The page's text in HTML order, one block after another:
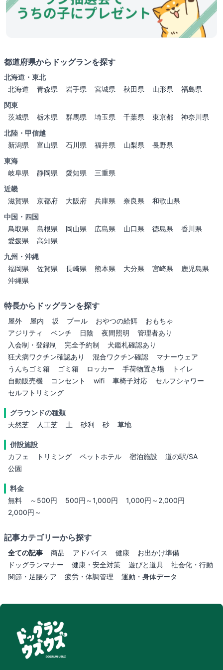
都道府県からドッグランを探す
北海道・東北
北海道
青森県 岩手県 宮城県 秋田県 山形県
福島県
関東
茨城県
栃木県 群馬県 埼玉県 千葉県 東京都
神奈川県
北陸・甲信越
新潟県
富山県 石川県 福井県 山梨県
長野県
東海
岐阜県
静岡県 愛知県
三重県
近畿
滋賀県
京都府 大阪府 兵庫県 奈良県
和歌山県
中国・四国
鳥取県
島根県 岡山県 広島県 山口県 徳島県
香川県
愛媛県
高知県
九州・沖縄
福岡県
佐賀県 長崎県 熊本県 大分県 宮崎県
鹿児島県
沖縄県
特長からドッグランを探す
屋外 屋内 坂 プール おやつの給餌
おもちゃ
アジリティ
ベンチ 日陰 夜間照明
管理者あり
入会制・登録制
完全予約制
犬鑑札確認あり
狂犬病ワクチン確認あり
混合ワクチン確認
マナーウェア
うんちゴミ箱
ゴミ箱 ロッカー 手荷物置き場
トイレ
自動販売機
コンセント wifi 車椅子対応
セルフシャワー
セルフトリミング
グラウンドの種類
天然芝
人工芝 土 砂利 砂 草地
併設施設
カフェ
トリミング ペットホテル 宿泊施設
道の駅/SA
公園
料金
無料
～500円 500円～1,000円
1,000円～2,000円
2,000円～
記事カテゴリーから探す
全ての記事 商品 アドバイス 健康
お出かけ準備
ドッグランマナー
健康・安全対策 遊びと道具
社会化・行動
関節・足腰ケア
疲労・体調管理 運動・身体データ